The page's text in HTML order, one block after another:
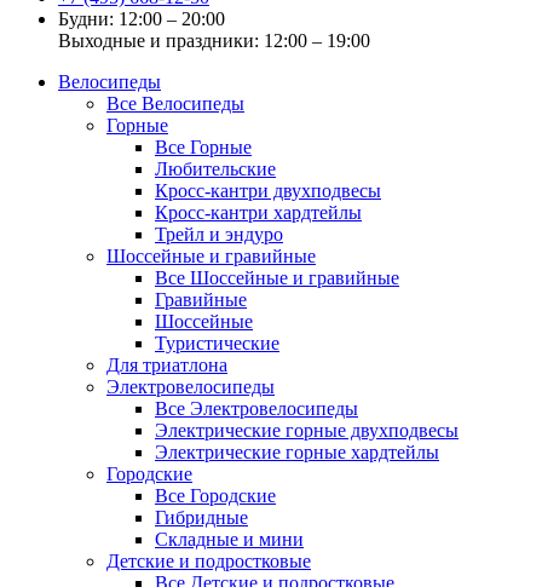
Будни: 12:00 – 20:00
Выходные и праздники: 12:00 – 19:00
Велосипеды
Все Велосипеды
Горные
Все Горные
Любительские
Кросс-кантри двухподвесы
Кросс-кантри хардтейлы
Трейл и эндуро
Шоссейные и гравийные
Все Шоссейные и гравийные
Гравийные
Шоссейные
Туристические
Для триатлона
Электровелосипеды
Все Электровелосипеды
Электрические горные двухподвесы
Электрические горные хардтейлы
Городские
Все Городские
Гибридные
Складные и мини
Детские и подростковые
Все Детские и подростковые